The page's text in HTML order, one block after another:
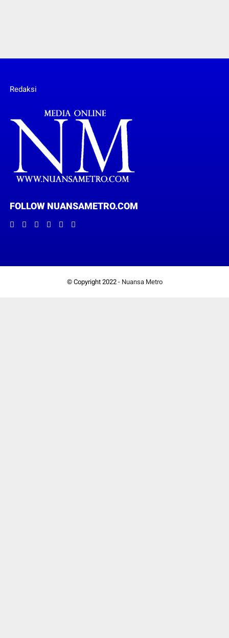
Redaksi
FOLLOW NUANSAMETRO.COM
© Copyright 2022 - Nuansa Metro